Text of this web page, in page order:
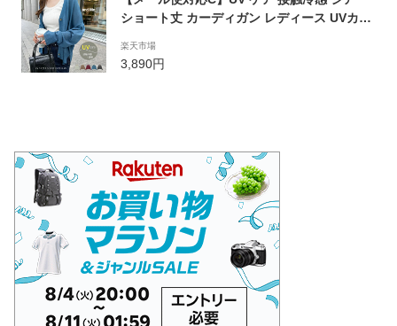
ショート丈 カーディガン レディース UVカッ
冷房対策 羽織り 体型カバー 長袖 速乾 透け感
春 夏 秋
楽天市場
3,890円